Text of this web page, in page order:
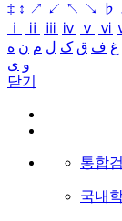
‡ ↕ ↗ ↙ ↖ ↘ ♭
ⅰ
ⅱ ⅲ ⅳ ⅴ ⅵ
غ ف ق ک ل م ن ه
و ی
닫기
통합
국내